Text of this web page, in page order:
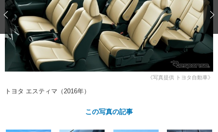
注目の記事
ショップレポート 愛車 File
自動車豆知識 ストップ！不具合修理＆粗悪修理
鈑金・塗装
ディテイリング
ディテイリング 洗車
ヘッドライト磨き コーティング
鈑金・塗装
小キズ直し
特集記事
ストップ 不具合修理＆粗悪修理
ショップ紹介
《写真提供 トヨタ自動車》
トヨタ エスティマ（2016年）
この写真の記事